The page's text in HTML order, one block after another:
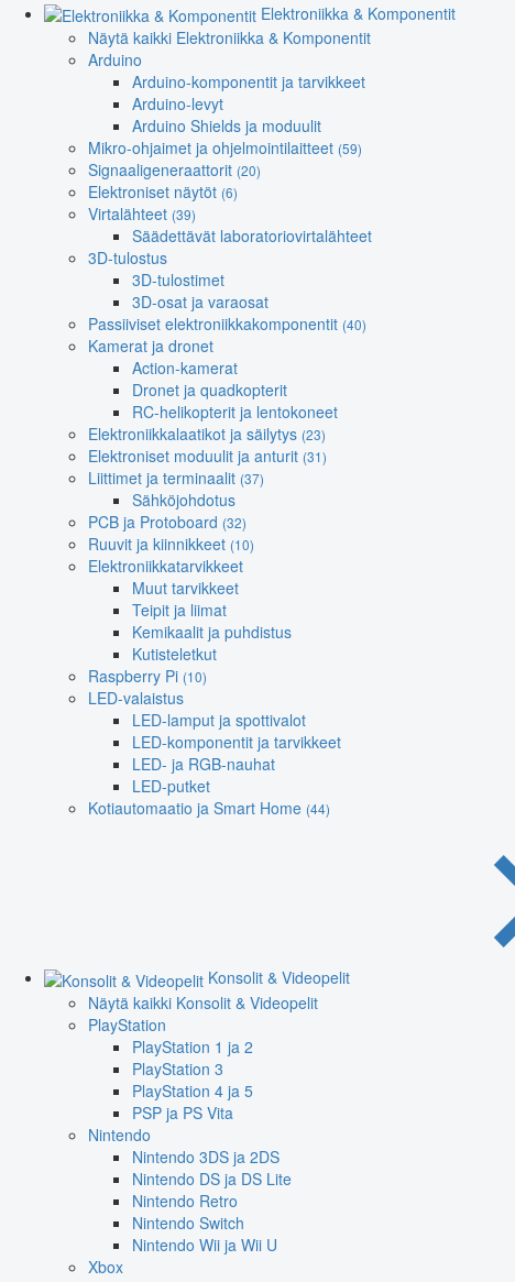
Elektroniikka & Komponentit
Näytä kaikki Elektroniikka & Komponentit
Arduino
Arduino-komponentit ja tarvikkeet
Arduino-levyt
Arduino Shields ja moduulit
Mikro-ohjaimet ja ohjelmointilaitteet (59)
Signaaligeneraattorit (20)
Elektroniset näytöt (6)
Virtalähteet (39)
Säädettävät laboratoriovirtalähteet
3D-tulostus
3D-tulostimet
3D-osat ja varaosat
Passiiviset elektroniikkakomponentit (40)
Kamerat ja dronet
Action-kamerat
Dronet ja quadkopterit
RC-helikopterit ja lentokoneet
Elektroniikkalaatikot ja säilytys (23)
Elektroniset moduulit ja anturit (31)
Liittimet ja terminaalit (37)
Sähköjohdotus
PCB ja Protoboard (32)
Ruuvit ja kiinnikkeet (10)
Elektroniikkatarvikkeet
Muut tarvikkeet
Teipit ja liimat
Kemikaalit ja puhdistus
Kutisteletkut
Raspberry Pi (10)
LED-valaistus
LED-lamput ja spottivalot
LED-komponentit ja tarvikkeet
LED- ja RGB-nauhat
LED-putket
Kotiautomaatio ja Smart Home (44)
Konsolit & Videopelit
Näytä kaikki Konsolit & Videopelit
PlayStation
PlayStation 1 ja 2
PlayStation 3
PlayStation 4 ja 5
PSP ja PS Vita
Nintendo
Nintendo 3DS ja 2DS
Nintendo DS ja DS Lite
Nintendo Retro
Nintendo Switch
Nintendo Wii ja Wii U
Xbox